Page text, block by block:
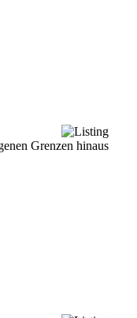
Grenzen hinaus